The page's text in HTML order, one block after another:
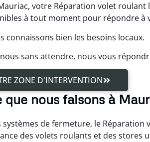
votre Réparation volet roulant
à tout moment pour répondre à
connaissons bien les besoins locaux.
sans attendre, nous vous
ZONE D'INTERVENTION
que nous faisons à
systèmes de fermeture, le
des volets roulants et des stores